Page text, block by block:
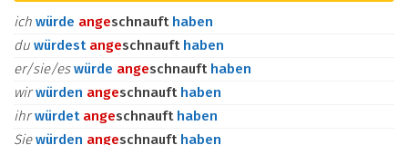
ich würde angeschnauft haben
du würdest angeschnauft haben
er/sie/eswürde angeschnauft haben
wirwürden angeschnauft haben
ihrwürdet angeschnauft haben
Siewürden angeschnauft haben